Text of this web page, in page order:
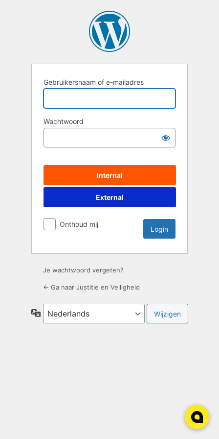
Gebruikersnaam of e-mailadres
Wachtwoord
Internal
External
Onthoud mij
Je wachtwoord vergeten?
← Ga naar Justitie en Veiligheid
Taal